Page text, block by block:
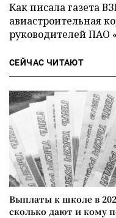
Как писала газета
авиастроительная
руководителей ПАО
СЕЙЧАС ЧИТАЮТ
Выплаты к школе в
сколько дают и кому